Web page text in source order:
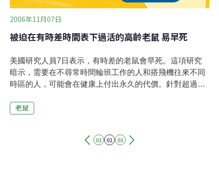
2006年11月07日
被迫在有時差時間表下過活的高齡老鼠 易早死
美國研究人員7日表示，有時差的老鼠會早死。這項研究
暗示，需要在不尋常時間輪班工作的人和搭飛機往來不同
時區的人，可能會在健康上付出永久的代價。針對超過
時間表下----模擬輪班或國際旅行情形----的高齡老鼠，較活
中補充說，年輕老鼠在類似的實驗下卻表現良好。生物學
老鼠
01 02 03